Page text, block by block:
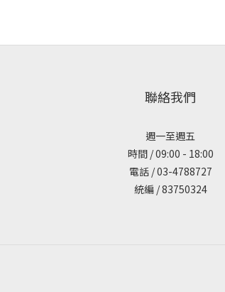
聯絡我們
週一至週五
時間 / 09:00 - 18:00
電話 / 03-4788727
統編 / 83750324